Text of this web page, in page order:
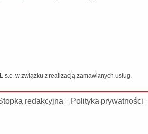
w związku z realizacją zamawianych usług.
redakcyjna Polityka prywatności